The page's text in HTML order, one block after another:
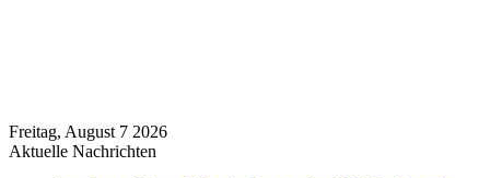
Freitag, August 7 2026
Aktuelle Nachrichten